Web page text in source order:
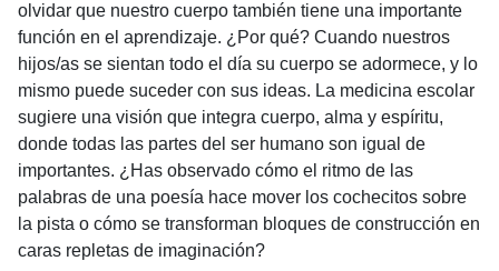
olvidar que nuestro cuerpo también tiene una importante
función en el aprendizaje. ¿Por qué? Cuando nuestros
hijos/as se sientan todo el día su cuerpo se adormece, y lo
mismo puede suceder con sus ideas. La medicina escolar
sugiere una visión que integra cuerpo, alma y espíritu,
donde todas las partes del ser humano son igual de
importantes. ¿Has observado cómo el ritmo de las
palabras de una poesía hace mover los cochecitos sobre
la pista o cómo se transforman bloques de construcción en
caras repletas de imaginación?